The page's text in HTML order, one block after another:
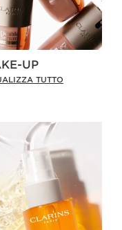
UP
TUTTO